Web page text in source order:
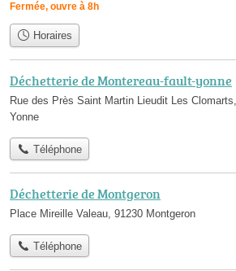
Fermée, ouvre à 8h
Horaires
Déchetterie de Montereau-fault-yonne
Rue des Près Saint Martin Lieudit Les
Yonne
Téléphone
Déchetterie de Montgeron
Place Mireille Valeau, 91230 Montgeron
Téléphone